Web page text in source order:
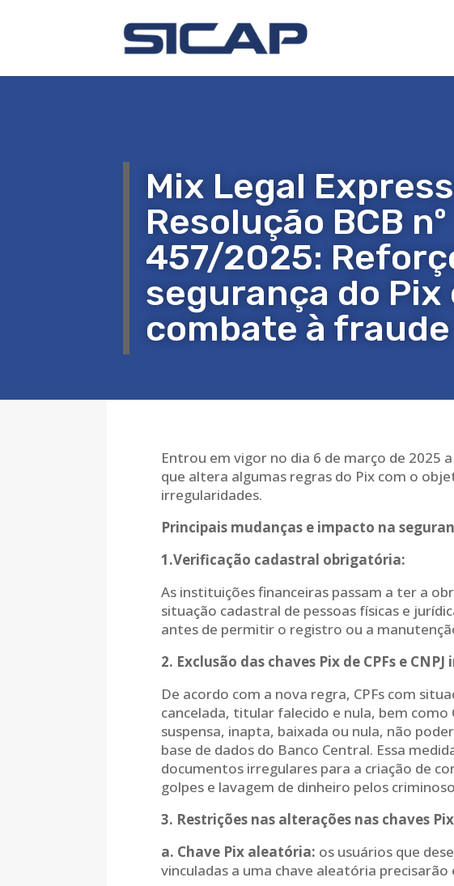
Mix Legal Express
Resolução BCB nº
457/2025:
segurança do Pix
combate à fraude
Entrou em vigor no dia 6 de março de 2025
que altera algumas regras do Pix com o
irregularidades.
Principais mudanças e impacto na
1.Verificação cadastral obrigatória:
As instituições financeiras passam a ter a
situação cadastral de pessoas físicas e
antes de permitir o registro ou a
2. Exclusão das chaves Pix de CPFs e
De acordo com a nova regra, CPFs com
cancelada, titular falecido e nula, bem como
suspensa, inapta, baixada ou nula, não
base de dados do Banco Central. Essa
documentos irregulares para a criação de
golpes e lavagem de dinheiro pelos
3. Restrições nas alterações nas chaves Pix
a. Chave Pix aleatória: os usuários que
vinculadas a uma chave aleatória